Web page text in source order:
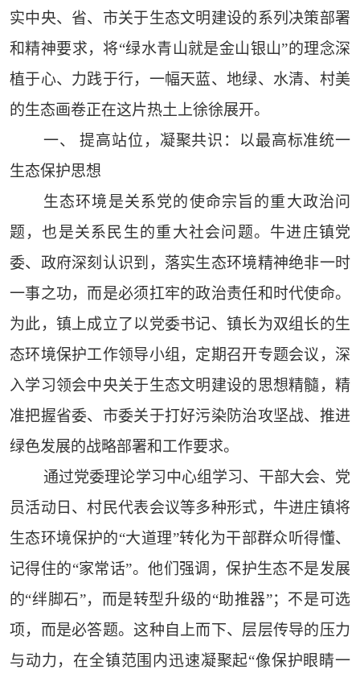
实中央、省、市关于生态文明建设的系列决策部署
和精神要求，将“绿水青山就是金山银山”的理念深
植于心、力践于行，一幅天蓝、地绿、水清、村美
的生态画卷正在这片热土上徐徐展开。
一、 提高站位，凝聚共识：以最高标准统一
生态保护思想
生态环境是关系党的使命宗旨的重大政治问
题，也是关系民生的重大社会问题。牛进庄镇党
委、政府深刻认识到，落实生态环境精神绝非一时
一事之功，而是必须扛牢的政治责任和时代使命。
为此，镇上成立了以党委书记、镇长为双组长的生
态环境保护工作领导小组，定期召开专题会议，深
入学习领会中央关于生态文明建设的思想精髓，精
准把握省委、市委关于打好污染防治攻坚战、推进
绿色发展的战略部署和工作要求。
通过党委理论学习中心组学习、干部大会、党
员活动日、村民代表会议等多种形式，牛进庄镇将
生态环境保护的“大道理”转化为干部群众听得懂、
记得住的“家常话”。他们强调，保护生态不是发展
的“绊脚石”，而是转型升级的“助推器”；不是可选
项，而是必答题。这种自上而下、层层传导的压力
与动力，在全镇范围内迅速凝聚起“像保护眼睛一